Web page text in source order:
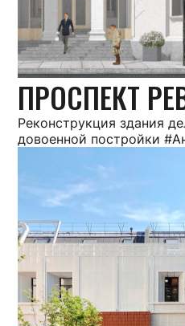
ПРОСПЕКТ
Реконструкция здания
довоенной постройки